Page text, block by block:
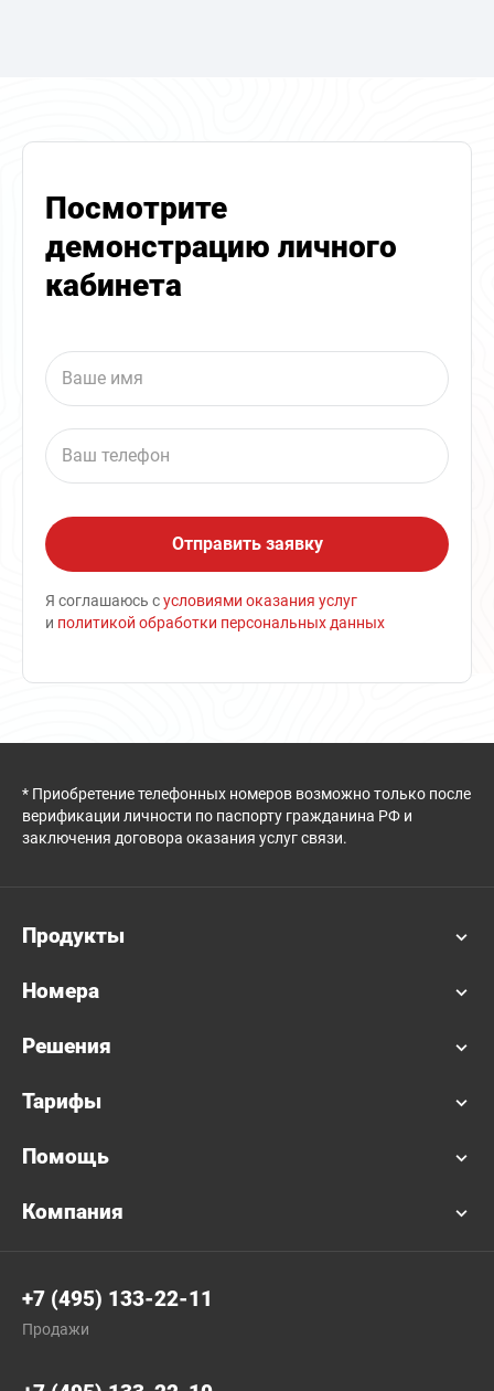
Посмотрите
демонстрацию личного
кабинета
Я соглашаюсь сусловиями оказания услуг
и политикой обработки персональных данных
* Приобретение телефонных номеров возможно только после
верификации личности по паспорту гражданина РФ и
заключения договора оказания услуг связи.
Продукты
Номера
Решения
Тарифы
Помощь
Компания
+7 (495) 133-22-11
Продажи